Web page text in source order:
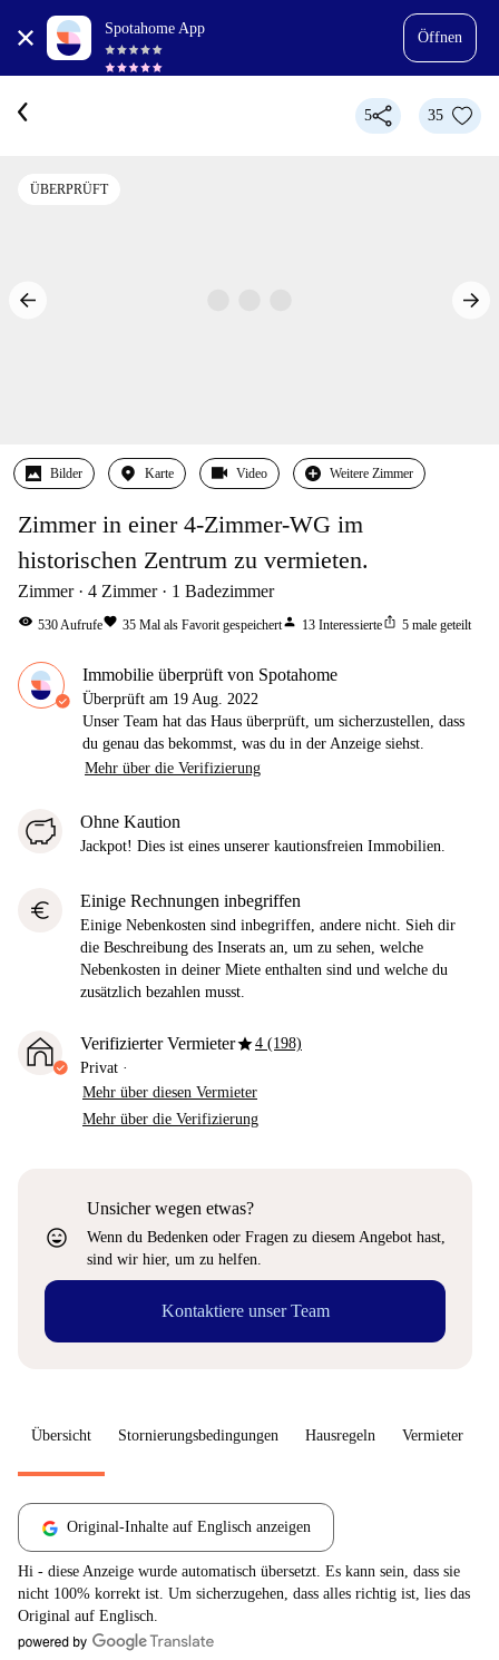
Spotahome App
Öffnen
5 35
ÜBERPRÜFT
Bilder Karte Video Weitere Zimmer
Zimmer in einer 4-Zimmer-WG im
historischen Zentrum zu vermieten.
Zimmer 4 Zimmer 1 Badezimmer
visibility 530Aufrufefavorite 35 Mal als Favorit gespeichertperson 13 Interessierteios_share 5 male geteilt
Immobilie überprüft von Spotahome
Überprüft am 19 Aug. 2022
Unser Team hat das Haus überprüft, um sicherzustellen, dass
du genau das bekommst, was du in der Anzeige siehst.
Mehr über die Verifizierung
Ohne Kaution
Jackpot! Dies ist eines unserer kautionsfreien Immobilien.
euro Einige Rechnungen inbegriffen
Einige Nebenkosten sind inbegriffen, andere nicht. Sieh dir
die Beschreibung des Inserats an, um zu sehen, welche
Nebenkosten in deiner Miete enthalten sind und welche du
zusätzlich bezahlen musst.
Verifizierter Vermieterstar4 (198)
Privat ·
Mehr über diesen Vermieter
Mehr über die Verifizierung
sentiment_very_satisfied
Unsicher wegen etwas?
Wenn du Bedenken oder Fragen zu diesem Angebot hast,
sind wir hier, um zu helfen.
Kontaktiere unser Team
Übersicht Stornierungsbedingungen Hausregeln Vermieter
Original-Inhalte auf Englisch anzeigen
Hi - diese Anzeige wurde automatisch übersetzt. Es kann sein, dass sie
nicht 100% korrekt ist. Um sicherzugehen, dass alles richtig ist, lies das
Original auf Englisch.